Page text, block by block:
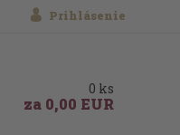
Prihlásenie
0 ks
za0,00 EUR